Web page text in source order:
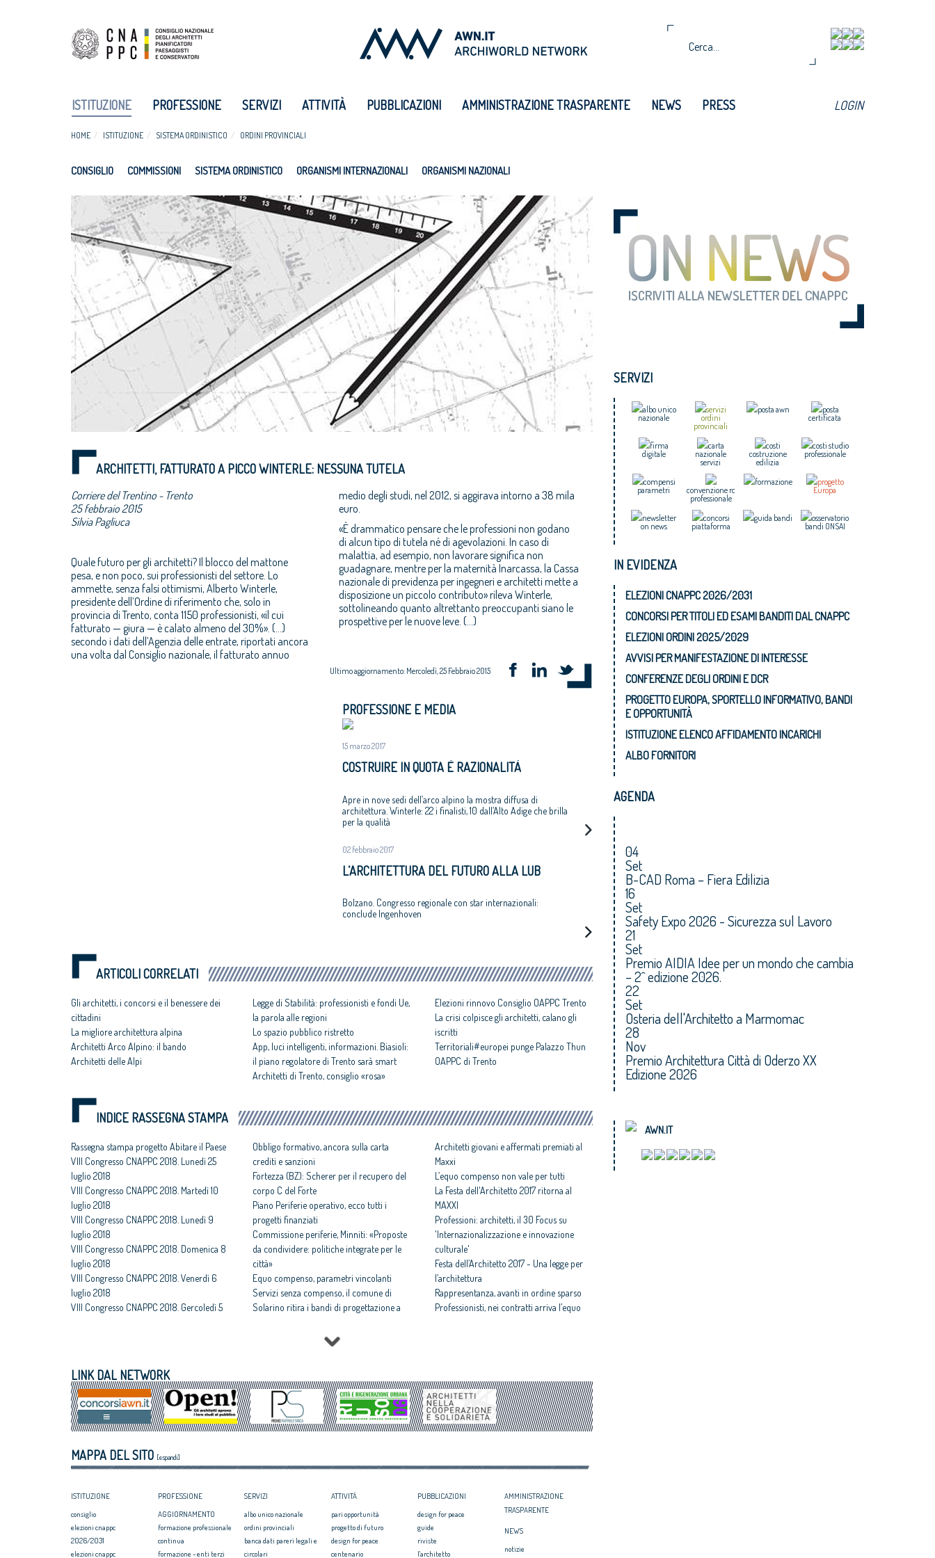
ISTITUZIONE PROFESSIONE SERVIZI ATTIVITÀ PUBBLICAZIONI AMMINISTRAZIONE TRASPARENTE NEWS PRESS LOGIN
HOME ISTITUZIONE SISTEMA ORDINISTICO ORDINI PROVINCIALI
CONSIGLIO COMMISSIONI SISTEMA ORDINISTICO ORGANISMI INTERNAZIONALI ORGANISMI NAZIONALI
ARCHITETTI, FATTURATO A PICCO WINTERLE: NESSUNA TUTELA
Corriere del Trentino - Trento
25 febbraio 2015
Silvia Pagliuca
Quale futuro per gli architetti? Il blocco del mattone
pesa, e non poco, sui professionisti del settore. Lo
ammette, senza falsi ottimismi, Alberto Winterle,
presidente dell’Ordine di riferimento che, solo in
provincia di Trento, conta 1150 professionisti, «il cui
fatturato — giura — è calato almeno del 30%». (…)
secondo i dati dell’Agenzia delle entrate, riportati ancora
una volta dal Consiglio nazionale, il fatturato annuo
medio degli studi, nel 2012, si aggirava intorno a 38 mila
euro.
«È drammatico pensare che le professioni non godano
di alcun tipo di tutela né di agevolazioni. In caso di
malattia, ad esempio, non lavorare significa non
guadagnare, mentre per la maternità Inarcassa, la Cassa
nazionale di previdenza per ingegneri e architetti mette a
disposizione un piccolo contributo» rileva Winterle,
sottolineando quanto altrettanto preoccupanti siano le
prospettive per le nuove leve. (…)
Ultimo aggiornamento: Mercoledì, 25 Febbraio 2015
PROFESSIONE E MEDIA
15 marzo 2017
COSTRUIRE IN QUOTA È RAZIONALITÀ
Apre in nove sedi dell’arco alpino la mostra diffusa di
architettura. Winterle: 22 i finalisti, 10 dall’Alto Adige che brilla
per la qualità
02 febbraio 2017
L’ARCHITETTURA DEL FUTURO ALLA LUB
Bolzano. Congresso regionale con star internazionali:
conclude Ingenhoven
ARTICOLI CORRELATI
Gli architetti, i concorsi e il benessere dei
cittadini
La migliore architettura alpina
Architetti Arco Alpino: il bando
Architetti delle Alpi
Legge di Stabilità: professionisti e fondi Ue,
la parola alle regioni
Lo spazio pubblico ristretto
App, luci intelligenti, informazioni. Biasioli:
il piano regolatore di Trento sarà smart
Architetti di Trento, consiglio «rosa»
Elezioni rinnovo Consiglio OAPPC Trento
La crisi colpisce gli architetti, calano gli
iscritti
Territoriali#europei punge Palazzo Thun
OAPPC di Trento
INDICE RASSEGNA STAMPA
Rassegna stampa progetto Abitare il Paese
VIII Congresso CNAPPC 2018. Lunedì 25
luglio 2018
VIII Congresso CNAPPC 2018. Martedì 10
luglio 2018
VIII Congresso CNAPPC 2018. Lunedì 9
luglio 2018
VIII Congresso CNAPPC 2018. Domenica 8
luglio 2018
VIII Congresso CNAPPC 2018. Venerdì 6
luglio 2018
VIII Congresso CNAPPC 2018. Gercoledì 5
luglio 2018
VIII Congresso CNAPPC 2018. Domenica 1
luglio 2018
Obbligo formativo, ancora sulla carta
crediti e sanzioni
Fortezza (BZ): Scherer per il recupero del
corpo C del Forte
Piano Periferie operativo, ecco tutti i
progetti finanziati
Commissione periferie, Minniti: «Proposte
da condividere: politiche integrate per le
città»
Equo compenso, parametri vincolanti
Servizi senza compenso, il comune di
Solarino ritira i bandi di progettazione a
All'architettura rispettosa dello studio
caravatti_caravatti il Premio architetto
Assegnati premi Architetto italiano e
Giovane talento 2017
Equo compenso, il CNAPPC ricorre alla
Corte Europea dei Diritti dell’Uomo
Architetti giovani e affermati premiati al
Maxxi
L’equo compenso non vale per tutti
La Festa dell'Architetto 2017 ritorna al
MAXXI
Professioni: architetti, il 30 Focus su
'Internazionalizzazione e innovazione
culturale'
Festa dell’Architetto 2017 - Una legge per
l’architettura
Rappresentanza, avanti in ordine sparso
Professionisti, nei contratti arriva l’equo
degradate
Architetti: 'Comune e Consiglio di Stato,
svilito interesse pubblico'
LINK DAL NETWORK
MAPPA DEL SITO [espandi]
ISTITUZIONE
consiglio
elezioni cnappc
2026/2031
elezioni cnappc
PROFESSIONE
AGGIORNAMENTO
formazione professionale
continua
formazione - enti terzi
SERVIZI
albo unico nazionale
ordini provinciali
banca dati pareri legali e
circolari
ATTIVITÀ
pari opportunità
progetto di futuro
design for peace
centenario
PUBBLICAZIONI
design for peace
guide
riviste
l'architetto
AMMINISTRAZIONE
TRASPARENTE
NEWS
notizie
SERVIZI
albo unico
nazionale
servizi
ordini
provinciali
posta awn
posta
certificata
firma
digitale
carta
nazionale
servizi
costi
costruzione
edilizia
costi studio
professionale
compensi
parametri
convenzione rc
professionale
formazione
progetto
Europa
newsletter
on news
concorsi
piattaforma
guida bandi
osservatorio
bandi ONSAI
IN EVIDENZA
ELEZIONI CNAPPC 2026/2031
CONCORSI PER TITOLI ED ESAMI BANDITI DAL CNAPPC
ELEZIONI ORDINI 2025/2029
AVVISI PER MANIFESTAZIONE DI INTERESSE
CONFERENZE DEGLI ORDINI E DCR
PROGETTO EUROPA, SPORTELLO INFORMATIVO, BANDI
E OPPORTUNITÀ
ISTITUZIONE ELENCO AFFIDAMENTO INCARICHI
ALBO FORNITORI
AGENDA
04
Set
B-CAD Roma – Fiera Edilizia
16
Set
Safety Expo 2026 - Sicurezza sul Lavoro
21
Set
Premio AIDIA Idee per un mondo che cambia
– 2^ edizione 2026.
22
Set
Osteria dell'Architetto a Marmomac
28
Nov
Premio Architettura Città di Oderzo XX
Edizione 2026
AWN.IT